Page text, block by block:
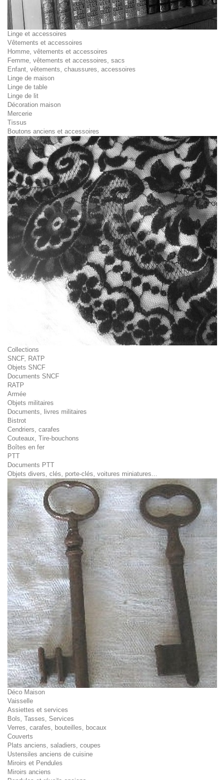
Linge et accessoires
Vêtements et accessoires
Homme, vêtements et accessoires
Femme, vêtements et accessoires, sacs
Enfant, vêtements, chaussures, accessoires
Linge de maison
Linge de table
Linge de lit
Décoration maison
Mercerie
Tissus
Boutons anciens et accessoires
Collections
SNCF, RATP
Objets SNCF
Documents SNCF
RATP
Armée
Objets militaires
Documents, livres militaires
Bistrot
Cendriers, carafes
Couteaux, Tire-bouchons
Boîtes en fer
PTT
Documents PTT
Objets divers, clés, porte-clés, voitures miniatures...
Déco Maison
Vaisselle
Assiettes et services
Bols, Tasses, Services
Verres, carafes, bouteilles, bocaux
Couverts
Plats anciens, saladiers, coupes
Ustensiles anciens de cuisine
Miroirs et Pendules
Miroirs anciens